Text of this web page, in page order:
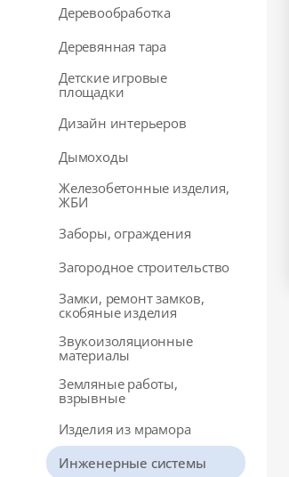
Деревообработка
Деревянная тара
Детские игровые
площадки
Дизайн интерьеров
Дымоходы
Железобетонные изделия,
ЖБИ
Заборы, ограждения
Загородное строительство
Замки, ремонт замков,
скобяные изделия
Звукоизоляционные
материалы
Земляные работы,
взрывные
Изделия из мрамора
Инженерные системы